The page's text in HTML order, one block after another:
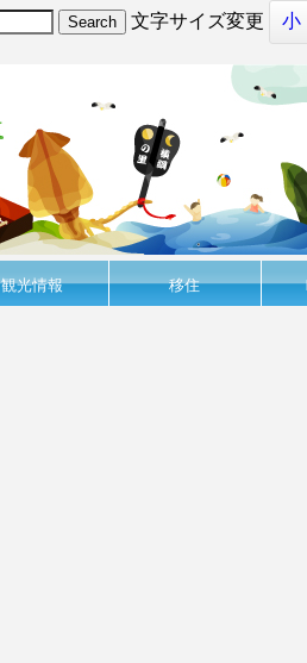
文字サイズ変更 小
観光情報 移住